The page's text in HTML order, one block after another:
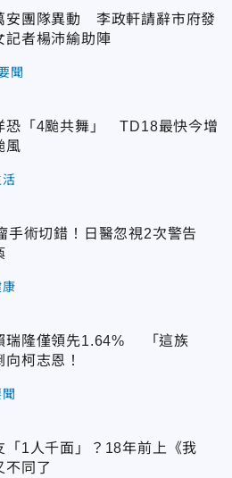
安團隊異動 李政軒請辭市府發
記者楊沛緰助陣
聞
恐「4颱共舞」 TD18最快今增
風
活
手術切錯！日醫忽視2次警告
康
瑞隆僅領先1.64% 「這族
柯志恩！
「1人千面」？18年前上《我
不同了